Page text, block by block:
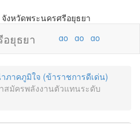
ยุธยา
ภาคภูมิใจ (ข้าราชการดีเด่น)
สมัครพลังงานตัวแทนระดับ